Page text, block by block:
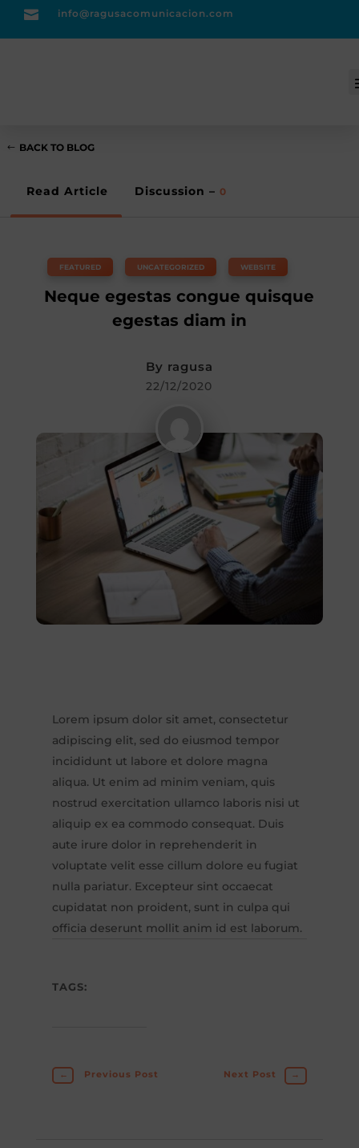
 info@ragusacomunicacion.com
BACK TO BLOG
Read Article Discussion – 0
FEATURED UNCATEGORIZED WEBSITE
Neque egestas congue quisque
egestas diam in
By ragusa
22/12/2020
Lorem ipsum dolor sit amet, consectetur
adipiscing elit, sed do eiusmod tempor
incididunt ut labore et dolore magna
aliqua. Ut enim ad minim veniam, quis
nostrud exercitation ullamco laboris nisi ut
aliquip ex ea commodo consequat. Duis
aute irure dolor in reprehenderit in
voluptate velit esse cillum dolore eu fugiat
nulla pariatur. Excepteur sint occaecat
cupidatat non proident, sunt in culpa qui
officia deserunt mollit anim id est laborum.
TAGS:
← Previous Post Next Post →